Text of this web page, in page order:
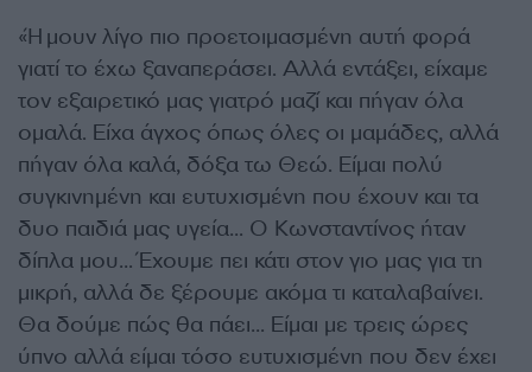
«Ήμουν λίγο πιο προετοιμασμένη αυτή φορά
γιατί το έχω ξαναπεράσει. Αλλά εντάξει, είχαμε
τον εξαιρετικό μας γιατρό μαζί και πήγαν όλα
ομαλά. Είχα άγχος όπως όλες οι μαμάδες, αλλά
πήγαν όλα καλά, δόξα τω Θεώ. Είμαι πολύ
συγκινημένη και ευτυχισμένη που έχουν και τα
δυο παιδιά μας υγεία… Ο Κωνσταντίνος ήταν
δίπλα μου… Έχουμε πει κάτι στον γιο μας για τη
μικρή, αλλά δε ξέρουμε ακόμα τι καταλαβαίνει.
Θα δούμε πώς θα πάει… Είμαι με τρεις ώρες
ύπνο αλλά είμαι τόσο ευτυχισμένη που δεν έχει